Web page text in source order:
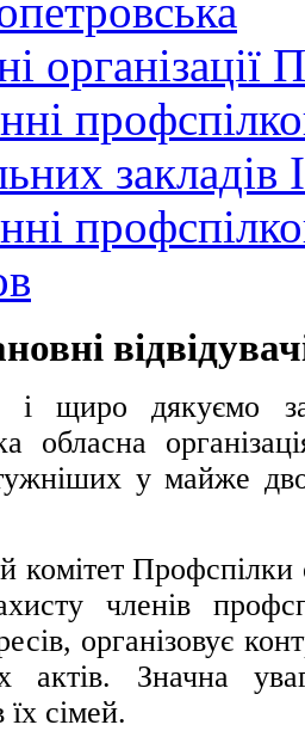
організації
закладів
і щиро дякуємо за
обласна
у майже
Профспілки
членів
організовує
актів. Значна
їх сімей.